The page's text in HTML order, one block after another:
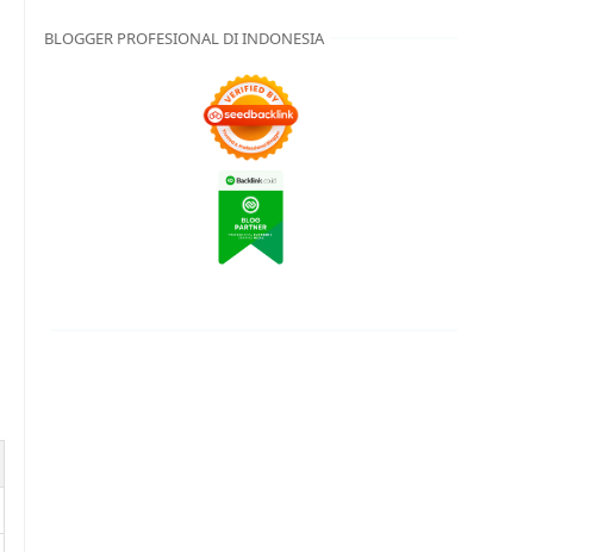
BLOGGER PROFESIONAL DI INDONESIA